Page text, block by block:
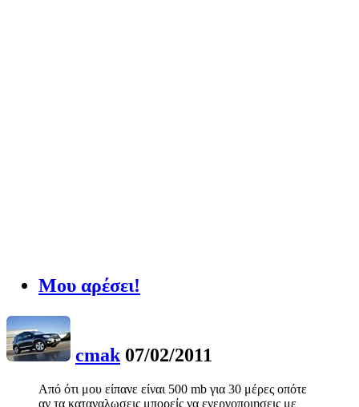
Μου αρέσει!
cmak 07/02/2011
Από ότι μου είπανε είναι 500 mb για 30 μέρες οπότε
αν τα καταναλωσεις μπορείς να ενεργοποιησεις με